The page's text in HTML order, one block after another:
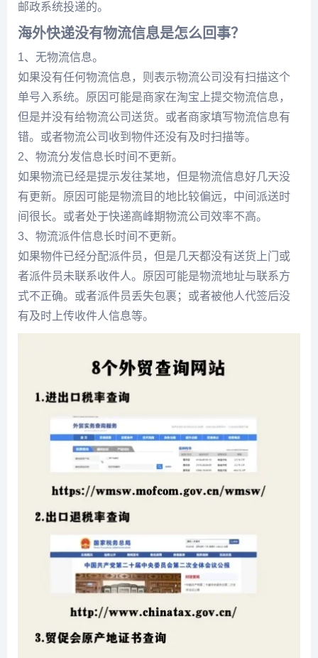
邮政系统投递的。
海外快递没有物流信息是怎么回事？
1、无物流信息。
如果没有任何物流信息，则表示物流公司没有扫描这个
单号入系统。原因可能是商家在淘宝上提交物流信息，
但是并没有给物流公司送货。或者商家填写物流信息有
错。或者物流公司收到物件还没有及时扫描等。
2、物流分发信息长时间不更新。
如果物流已经是提示发往某地，但是物流信息好几天没
有更新。原因可能是物流目的地比较偏远，中间派送时
间很长。或者处于快递高峰期物流公司效率不高。
3、物流派件信息长时间不更新。
如果物件已经分配派件员，但是几天都没有送货上门或
者派件员未联系收件人。原因可能是物流地址与联系方
式不正确。或者派件员丢失包裹；或者被他人代签后没
有及时上传收件人信息等。